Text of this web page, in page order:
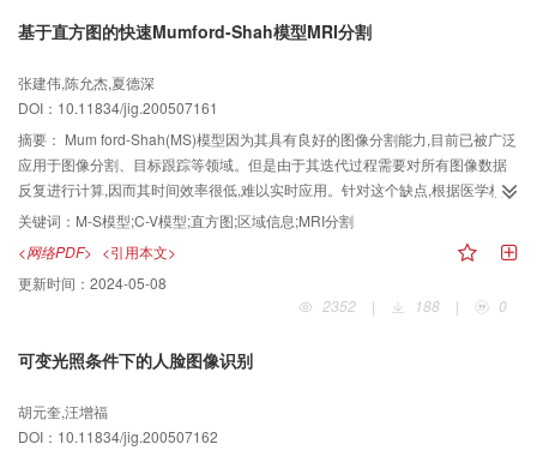
基于直方图的快速Mumford-Shah模型MRI分割
张建伟,陈允杰,夏德深
DOI：10.11834/jig.200507161
摘要： Mum ford-Shah(MS)模型因为其具有良好的图像分割能力,目前已被广泛
应用于图像分割、目标跟踪等领域。但是由于其迭代过程需要对所有图像数据
反复进行计算,因而其时间效率很低,难以实时应用。针对这个缺点,根据医学核磁
共振图像(MR I)的特点,对M-S模型进行了改进,提出了一种基于直方图的快速求
解方法,其求解时,首先构造符号表,以区分曲线内外区域;然后利用直方图法来进
行目标的快速粗分割,再通过遍历优化边界,来获得较精确的分割。对MR图像进
行的分割实验表明,其分割效果更好,同时,时间效率也有大幅提高,这就方便了实
关键词： M-S模型;C-V模型;直方图;区域信息;MRI分割
<网络PDF> <引用本文>
更新时间： 2024-05-08
2352
| 188 | 0
可变光照条件下的人脸图像识别
胡元奎,汪增福
DOI：10.11834/jig.200507162